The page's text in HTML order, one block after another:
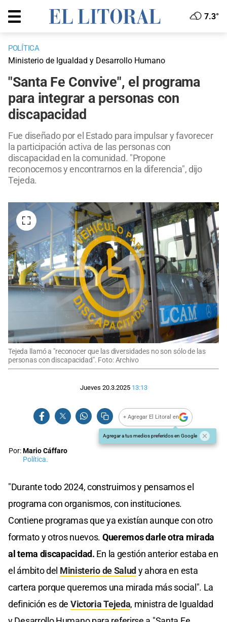
7.3°
POLÍTICA
Ministerio de Igualdad y Desarrollo Humano
"Santa Fe Convive", el programa
para integrar a personas con
discapacidad
Fue diseñado por el Estado para impulsar y favorecer
la participación activa de las personas con
discapacidad en la comunidad. "Propone
reconocernos y encontrarnos en la diferencia", dijo
Tejeda.
Tejeda llamó a "reconocer que las diversidades no son sólo de las
personas con discapacidad". Foto: Archivo
Jueves 20.3.2025 13:13
+ Agregar El Litoral en
Agregar a tus medios preferidos en Google
Por:Mario Cáffaro
Política.
"Durante todo 2024, construimos y pensamos el
programa con organismos, con instituciones.
Contiene programas que ya existían aunque con otro
formato y otros nuevos. Queremos darle otra mirada
al tema discapacidad. En la gestión anterior estaba en
el ámbito del Ministerio de Saludy ahora en esta
cartera porque queremos una mirada más social". La
definición es de Victoria Tejeda, ministra de Igualdad